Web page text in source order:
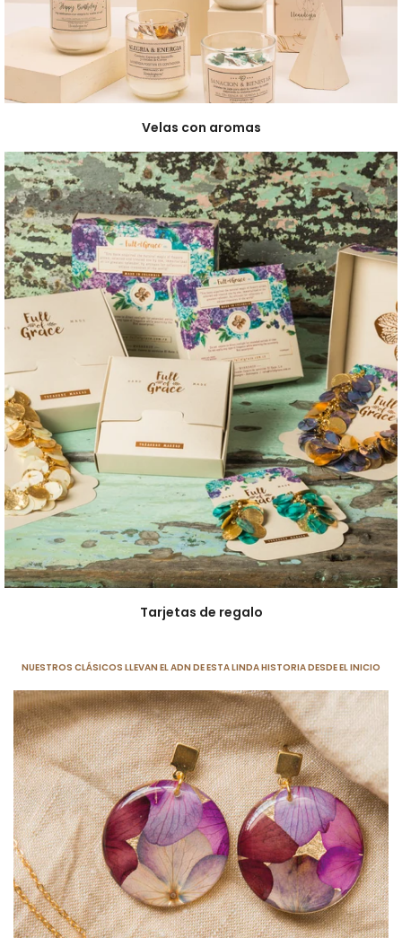
Velas con aromas
Tarjetas de regalo
NUESTROS CLÁSICOS LLEVAN EL ADN DE ESTA LINDA HISTORIA DESDE EL INICIO